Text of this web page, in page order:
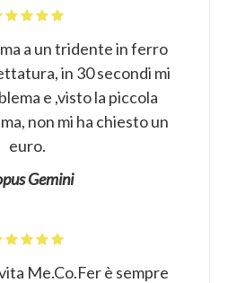
a un tridente in ferro
in 30 secondi mi
e ,visto la piccola
non mi ha chiesto un
euro.
Gemini
Me.Co.Fer è sempre